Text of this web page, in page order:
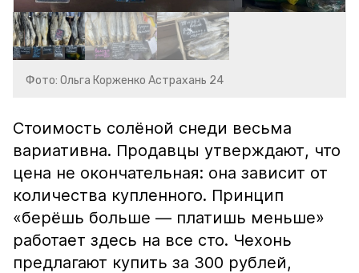
Фото: Ольга Корженко Астрахань 24
Стоимость солёной снеди весьма
вариативна. Продавцы утверждают, что
цена не окончательная: она зависит от
количества купленного. Принцип
«берёшь больше — платишь меньше»
работает здесь на все сто. Чехонь
предлагают купить за 300 рублей,